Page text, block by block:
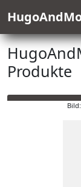
Produkte